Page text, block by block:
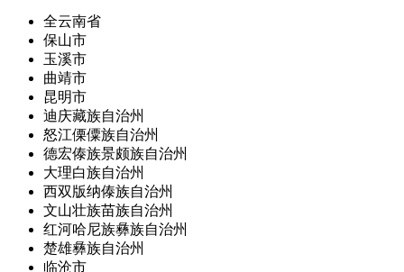
全云南省
保山市
玉溪市
曲靖市
昆明市
迪庆藏族自治州
怒江傈僳族自治州
德宏傣族景颇族自治州
大理白族自治州
西双版纳傣族自治州
文山壮族苗族自治州
红河哈尼族彝族自治州
楚雄彝族自治州
临沧市